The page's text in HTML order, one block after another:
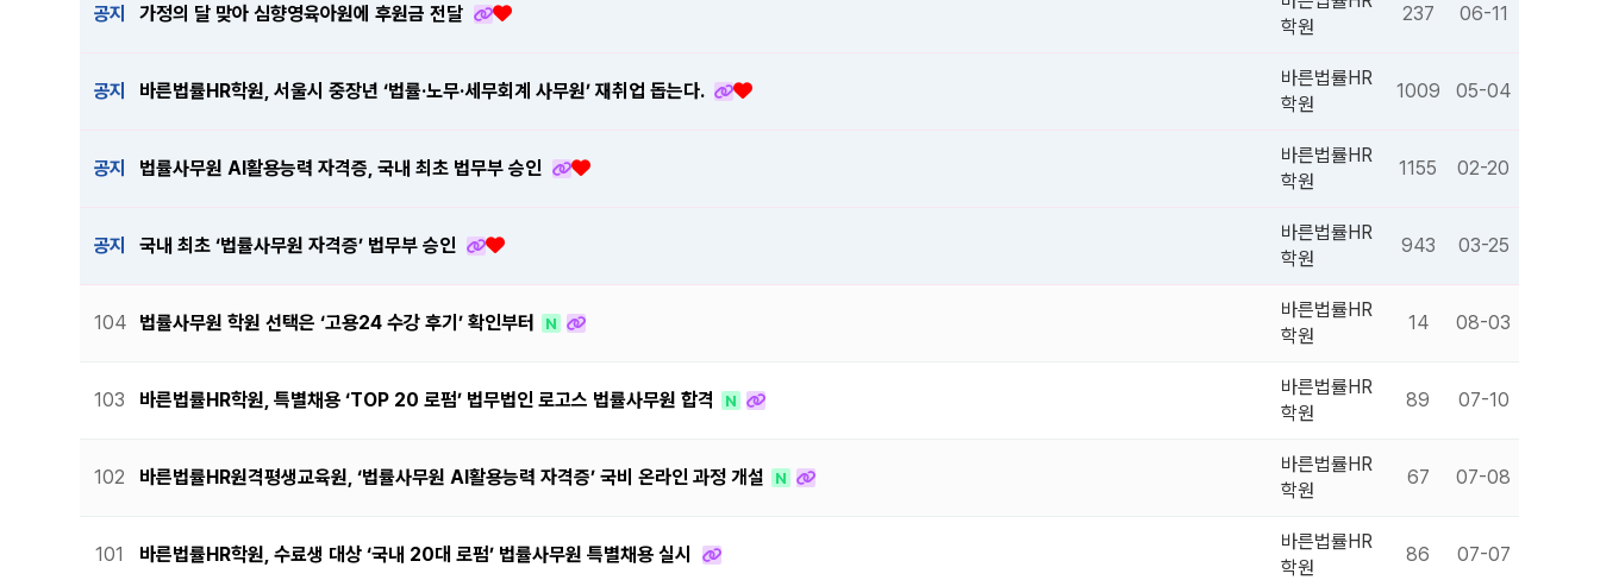
공지 가정의 달 맞아 심향영육아원에 후원금 전달
학원
237 06-11
공지 바른법률HR학원, 서울시 중장년 ‘법률·노무·세무회계 사무원’ 재취업 돕는다.
바른법률HR
학원
1009 05-04
공지 법률사무원 AI활용능력 자격증, 국내 최초 법무부 승인
바른법률HR
학원
1155 02-20
공지 국내 최초 ‘법률사무원 자격증’ 법무부 승인
바른법률HR
학원
943 03-25
104 법률사무원 학원 선택은 ‘고용24 수강 후기’ 확인부터 N
바른법률HR
학원
14 08-03
103 바른법률HR학원, 특별채용 ‘TOP 20 로펌’ 법무법인 로고스 법률사무원 합격 N
바른법률HR
학원
89 07-10
102 바른법률HR원격평생교육원, ‘법률사무원 AI활용능력 자격증’ 국비 온라인 과정 개설 N
바른법률HR
학원
67 07-08
101 바른법률HR학원, 수료생 대상 ‘국내 20대 로펌’ 법률사무원 특별채용 실시
바른법률HR
학원
86 07-07